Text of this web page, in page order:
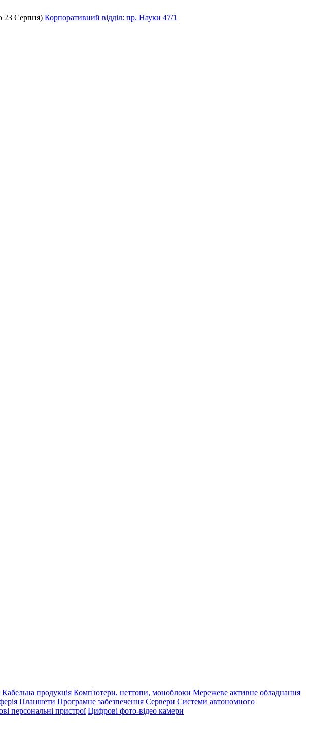
23 Серпня) Корпоративний відділ: пр. Науки 47/1
Кабельна продукція Комп'ютери, неттопи, моноблоки Мережеве активне обладнання
Планшети Програмне забезпечення Сервери Системи автономного
персональні пристрої Цифрові фото-відео камери